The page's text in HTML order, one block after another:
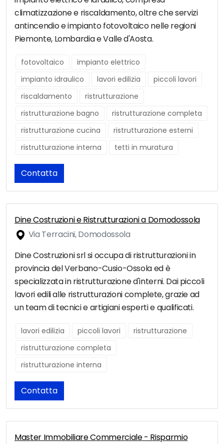
climatizzazione e riscaldamento, oltre che servizi
antincendio e impianto fotovoltaico nelle regioni
Piemonte, Lombardia e Valle d'Aosta.
fotovoltaico
impianto elettrico
impianto idraulico
lavori edilizia
piccoli lavori
riscaldamento
ristrutturazione
ristrutturazione bagno
ristrutturazione completa
ristrutturazione cucina
ristrutturazione esterni
ristrutturazione interna
tetti in muratura
Contatta
Dine Costruzioni e Ristrutturazioni a Domodossola
Via Terracini, Domodossola
Dine Costruzioni srl si occupa di ristrutturazioni in
provincia del Verbano-Cusio-Ossola ed è
specializzata in ristrutturazione d'interni. Dai piccoli
lavori edili alle ristrutturazioni complete, grazie ad
un team di tecnici e artigiani esperti e qualificati.
lavori edilizia piccoli lavori
ristrutturazione
ristrutturazione completa
ristrutturazione interna
Contatta
Master Immobiliare Commerciale - Risparmio